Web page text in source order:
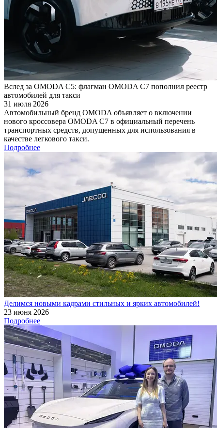
Вслед за OMODA C5: флагман OMODA C7 пополнил реестр
автомобилей для такси
31 июля 2026
Автомобильный бренд OMODA объявляет о включении
нового кроссовера OMODA C7 в официальный перечень
транспортных средств, допущенных для использования в
качестве легкового такси.
Подробнее
Делимся новыми кадрами стильных и ярких автомобилей!
23 июня 2026
Подробнее